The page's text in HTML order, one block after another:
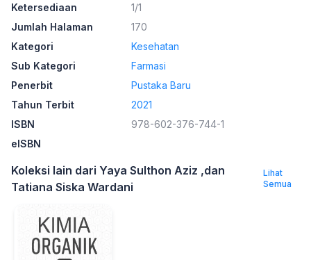
Ketersediaan
1/1
Jumlah Halaman
170
Kategori
Kesehatan
Sub Kategori
Farmasi
Penerbit
Pustaka Baru
Tahun Terbit
2021
ISBN
978-602-376-744-1
eISBN
Koleksi lain dari Yaya Sulthon Aziz ,dan
Tatiana Siska Wardani
Lihat
Semua